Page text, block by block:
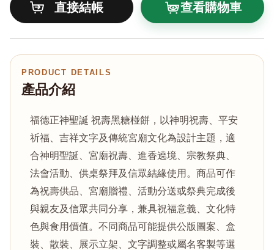
查看購物車
PRODUCT DETAILS
產品介紹
福德正神聖誕 祝壽黑糖椪餅，以神明祝壽、平安
祈福、吉祥文字及傳統宮廟文化為設計主題，適
合神明聖誕、宮廟祝壽、進香遶境、宗教祭典、
法會活動、供桌祭拜及信眾結緣使用。商品可作
為祝壽供品、宮廟贈禮、活動分送或祭典完成後
與親友及信眾共同分享，兼具祝福意義、文化特
色與食用價值。不同商品可能提供公版圖案、盒
裝、散裝、展示立架、文字調整或屬名客製等選